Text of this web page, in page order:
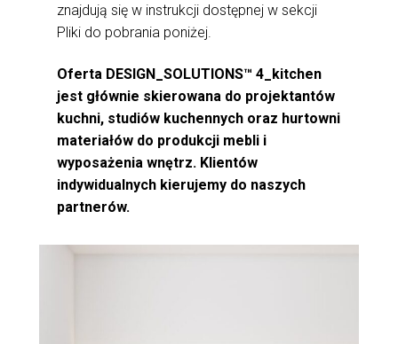
znajdują się w instrukcji dostępnej w sekcji
Pliki do pobrania poniżej.
Oferta DESIGN_SOLUTIONS™ 4_kitchen
jest głównie skierowana do projektantów
kuchni, studiów kuchennych oraz hurtowni
materiałów do produkcji mebli i
wyposażenia wnętrz. Klientów
indywidualnych kierujemy do naszych
partnerów.